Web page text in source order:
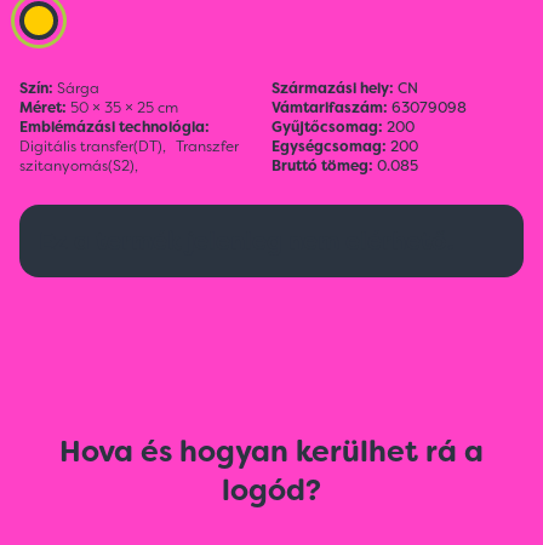
Szín: Sárga
Méret: 50 × 35 × 25 cm
Emblémázási technológia:
Digitális transfer(DT), Transzfer
szitanyomás(S2),
Származási hely: CN
Vámtarifaszám: 63079098
Gyűjtőcsomag: 200
Egységcsomag: 200
Bruttó tömeg: 0.085
Hova és hogyan kerülhet rá a
logód?